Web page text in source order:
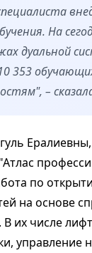
На
дуальной
353
–
по
на основе
В их числе
управление